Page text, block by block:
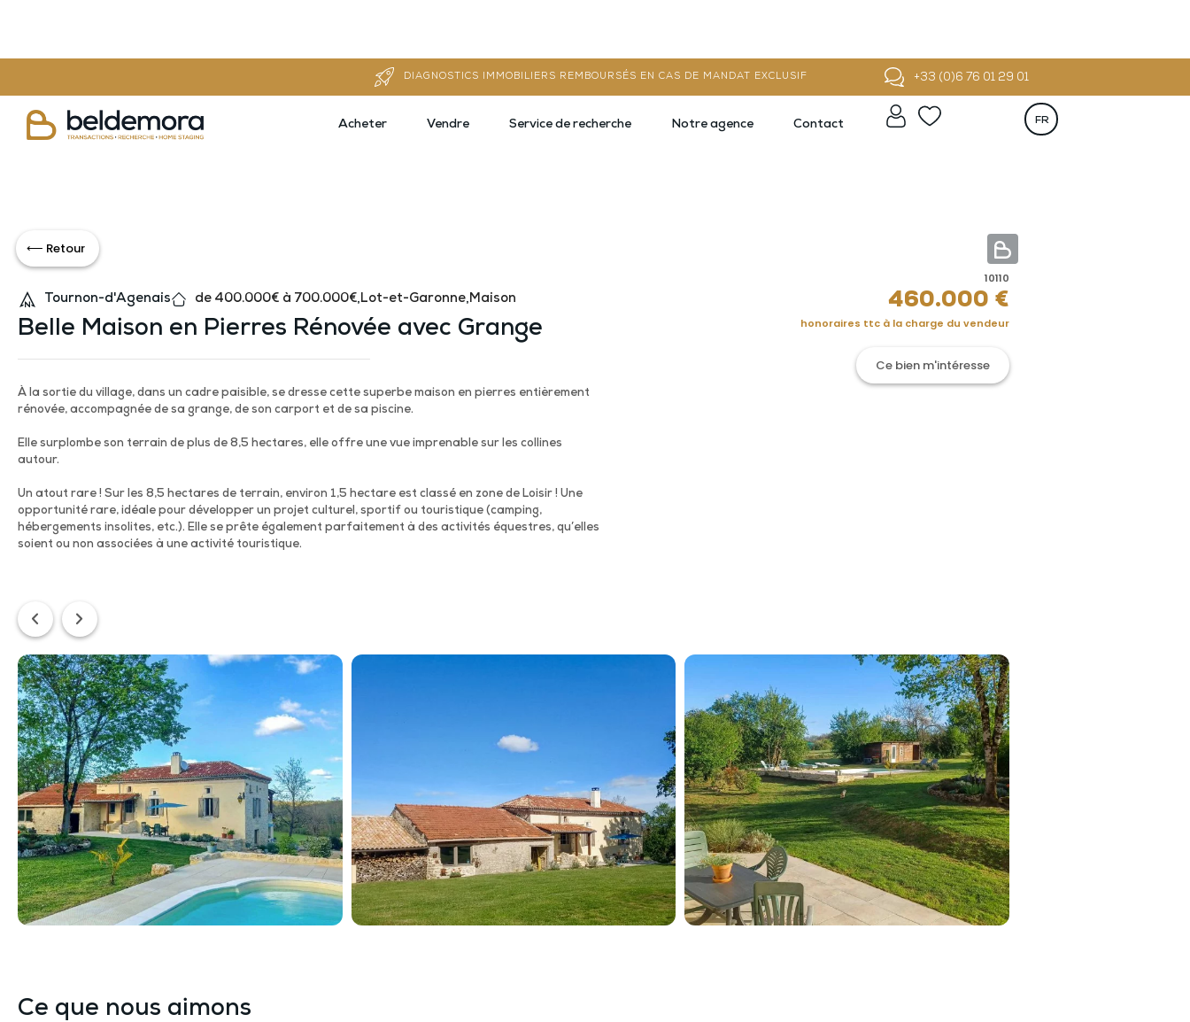
DIAGNOSTICS IMMOBILIERS REMBOURSÉS EN CAS DE MANDAT EXCLUSIF +33 (0)6 76 01 29 01
Acheter Vendre Service de recherche Notre agence Contact FR
⟵ Retour
Tournon-d'Agenais de 400.000€ à 700.000€,Lot-et-Garonne,Maison
Belle Maison en Pierres Rénovée avec Grange
À la sortie du village, dans un cadre paisible, se dresse cette superbe maison en pierres entièrement
rénovée, accompagnée de sa grange, de son carport et de sa piscine.
Elle surplombe son terrain de plus de 8,5 hectares, elle offre une vue imprenable sur les collines
autour.
Un atout rare ! Sur les 8,5 hectares de terrain, environ 1,5 hectare est classé en zone de Loisir ! Une
opportunité rare, idéale pour développer un projet culturel, sportif ou touristique (camping,
hébergements insolites, etc.). Elle se prête également parfaitement à des activités équestres, qu’elles
soient ou non associées à une activité touristique.
10110
460.000 €
honoraires ttc à la charge du vendeur
Ce bien m'intéresse
Ce que nous aimons